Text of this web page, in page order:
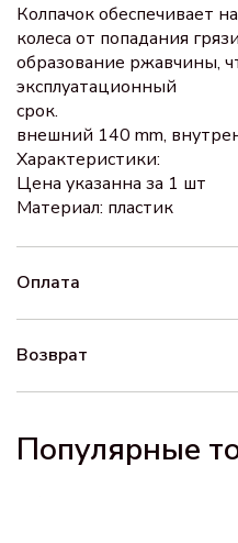
Колпачок обеспечивает
колеса от попадания
образование ржавчины,
эксплуатационный
срок.
внешний 140 mm,
Характеристики:
Цена указанна за 1 шт
Материал: пластик
Оплата
Возврат
Популярные